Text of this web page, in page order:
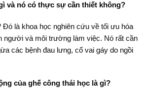
và nó có thực sự cần thiết không?
Đó là khoa học nghiên cứu về tối ưu hóa
người và môi trường làm việc. Nó rất cần
các bệnh đau lưng, cổ vai gáy do ngồi
của ghế công thái học là gì?